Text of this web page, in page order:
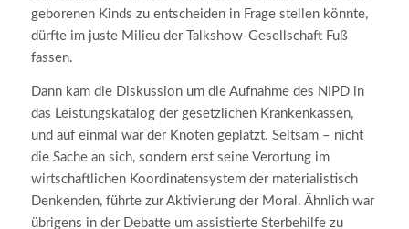
geborenen Kinds zu entscheiden in Frage stellen könnte,
dürfte im juste Milieu der Talkshow-Gesellschaft Fuß
fassen.
Dann kam die Diskussion um die Aufnahme des NIPD in
das Leistungskatalog der gesetzlichen Krankenkassen,
und auf einmal war der Knoten geplatzt. Seltsam – nicht
die Sache an sich, sondern erst seine Verortung im
wirtschaftlichen Koordinatensystem der materialistisch
Denkenden, führte zur Aktivierung der Moral. Ähnlich war
übrigens in der Debatte um assistierte Sterbehilfe zu